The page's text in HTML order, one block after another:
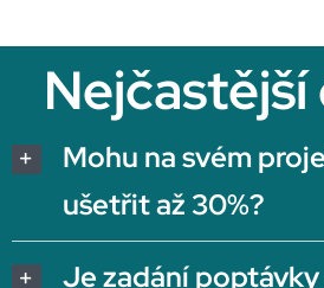
Mohu na svém
ušetřit až 30%?
Je zadání